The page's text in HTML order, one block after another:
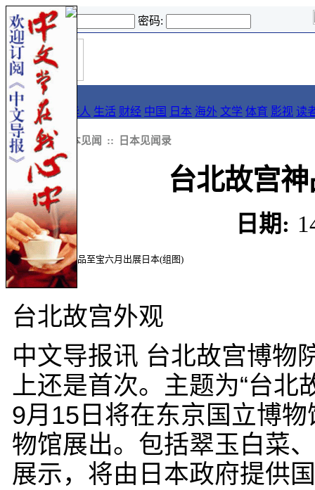
登录名: 密码:
首
页
导报
要闻 论坛 华人 生活 财经 中国 日本 海外 文学 体育 影视 读
::新闻:: 日本见闻 :: 日本见闻录
台北故宫
日期:
台北故宫外观
中文导报讯 台北故宫博物
上还是首次。主题为“台
9月15日将在东京国立博
物馆展出。包括翠玉白菜
展示，将由日本政府提供